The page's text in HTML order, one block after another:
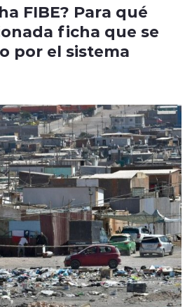
FIBE? Para qué
ficha que se
por el sistema